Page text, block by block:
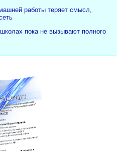
работы теряет смысл,
пока не вызывают полного